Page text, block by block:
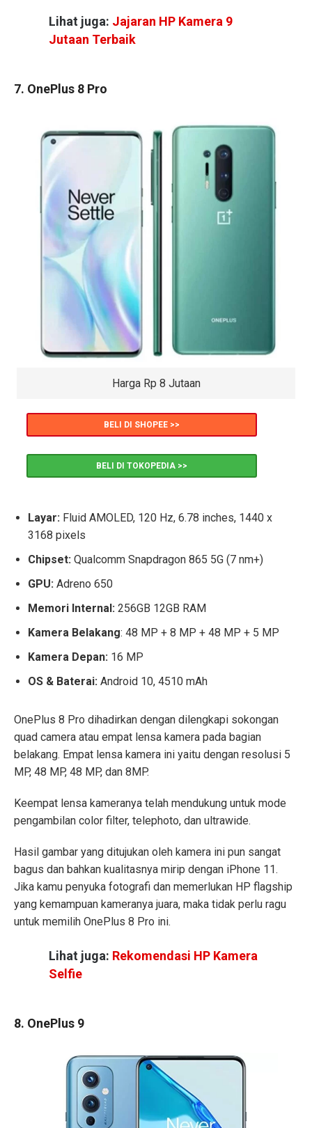
Lihat juga: Jajaran HP Kamera 9
Jutaan Terbaik
7. OnePlus 8 Pro
Harga Rp 8 Jutaan
BELI DI SHOPEE >>
BELI DI TOKOPEDIA >>
Layar: Fluid AMOLED, 120 Hz, 6.78 inches, 1440 x
3168 pixels
Chipset: Qualcomm Snapdragon 865 5G (7 nm+)
GPU: Adreno 650
Memori Internal: 256GB 12GB RAM
Kamera Belakang: 48 MP + 8 MP + 48 MP + 5 MP
Kamera Depan: 16 MP
OS & Baterai: Android 10, 4510 mAh
OnePlus 8 Pro dihadirkan dengan dilengkapi sokongan
quad camera atau empat lensa kamera pada bagian
belakang. Empat lensa kamera ini yaitu dengan resolusi 5
MP, 48 MP, 48 MP, dan 8MP.
Keempat lensa kameranya telah mendukung untuk mode
pengambilan color filter, telephoto, dan ultrawide.
Hasil gambar yang ditujukan oleh kamera ini pun sangat
bagus dan bahkan kualitasnya mirip dengan iPhone 11.
Jika kamu penyuka fotografi dan memerlukan HP flagship
yang kemampuan kameranya juara, maka tidak perlu ragu
untuk memilih OnePlus 8 Pro ini.
Lihat juga: Rekomendasi HP Kamera
Selfie
8. OnePlus 9